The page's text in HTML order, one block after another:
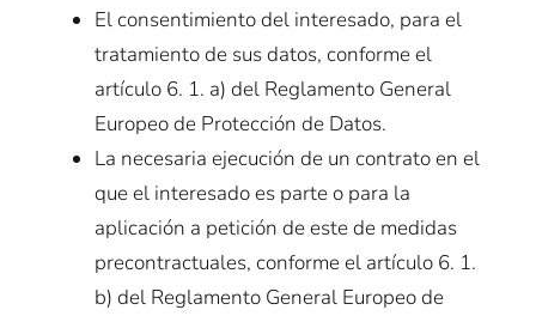
El consentimiento del interesado, para el
tratamiento de sus datos, conforme el
artículo 6. 1. a) del Reglamento General
Europeo de Protección de Datos.
La necesaria ejecución de un contrato en el
que el interesado es parte o para la
aplicación a petición de este de medidas
precontractuales, conforme el artículo 6. 1.
b) del Reglamento General Europeo de